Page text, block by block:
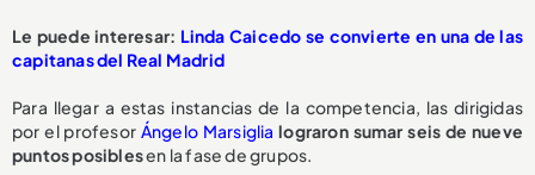
Le puede interesar: Linda Caicedo se convierte en una de las
capitanas del Real Madrid
Para llegar a estas instancias de la competencia, las dirigidas
por el profesor Ángelo Marsiglia lograron sumar seis de nueve
puntos posiblesen la fase de grupos.